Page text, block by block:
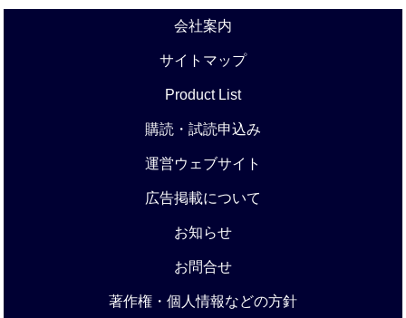
会社案内
サイトマップ
Product List
購読・試読申込み
運営ウェブサイト
広告掲載について
お知らせ
お問合せ
著作権・個人情報などの方針